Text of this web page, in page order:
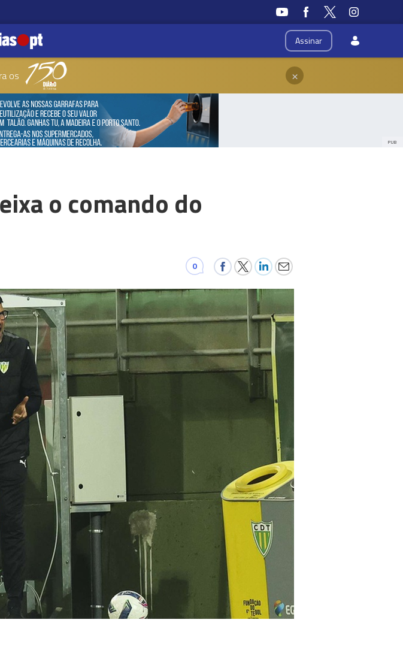
Assinar
os ×
PUB
o comando do
0